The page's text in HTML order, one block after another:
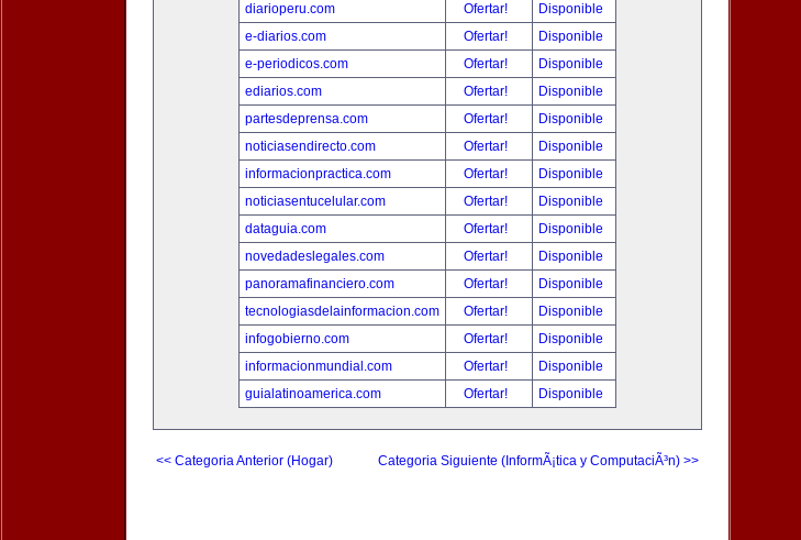
diarioperu.com
Ofertar!
Disponible
e-diarios.com
Ofertar!
Disponible
e-periodicos.com
Ofertar!
Disponible
ediarios.com
Ofertar!
Disponible
partesdeprensa.com
Ofertar!
Disponible
noticiasendirecto.com
Ofertar!
Disponible
informacionpractica.com
Ofertar!
Disponible
noticiasentucelular.com
Ofertar!
Disponible
dataguia.com
Ofertar!
Disponible
novedadeslegales.com
Ofertar!
Disponible
panoramafinanciero.com
Ofertar!
Disponible
tecnologiasdelainformacion.com
Ofertar!
Disponible
infogobierno.com
Ofertar!
Disponible
informacionmundial.com
Ofertar!
Disponible
guialatinoamerica.com
Ofertar! Disponible
<< Categoria Anterior (Hogar) Categoria Siguiente (InformÃ¡tica y ComputaciÃ³n) >>